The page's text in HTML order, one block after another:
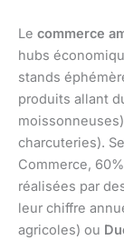
Le commerce
hubs
stands
produits allant
charcuteries).
Commerce,
réalisées par
leur chiffre
agricoles) ou